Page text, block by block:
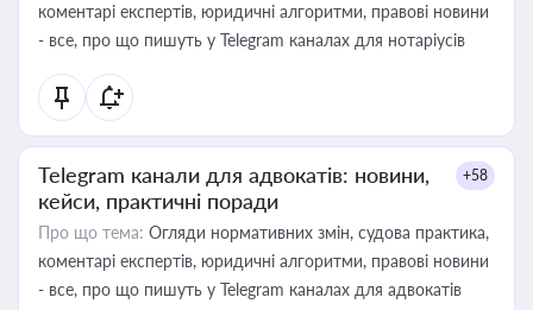
коментарі експертів, юридичні алгоритми, правові новини
- все, про що пишуть у Telegram каналах для нотаріусів
Telegram канали для адвокатів: новини,
кейси, практичні поради
+58
Про що тема: Огляди нормативних змін, судова практика,
коментарі експертів, юридичні алгоритми, правові новини
- все, про що пишуть у Telegram каналах для адвокатів